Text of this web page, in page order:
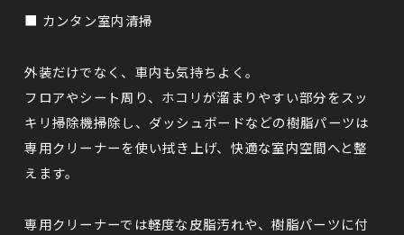
■ カンタン室内清掃
外装だけでなく、車内も気持ちよく。
フロアやシート周り、ホコリが溜まりやすい部分をスッ
キリ掃除機掃除し、ダッシュボードなどの樹脂パーツは
専用クリーナーを使い拭き上げ、 快適な室内空間へと整
えます。
専用クリーナーでは軽度な皮脂汚れや、樹脂パーツに付